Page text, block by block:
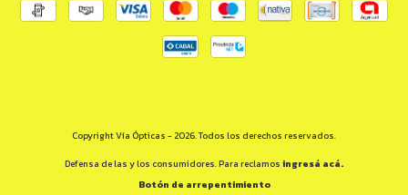
Copyright Vía Ópticas - 2026. Todos los derechos reservados.
Defensa de las y los consumidores. Para reclamos ingresá acá.
Botón de arrepentimiento